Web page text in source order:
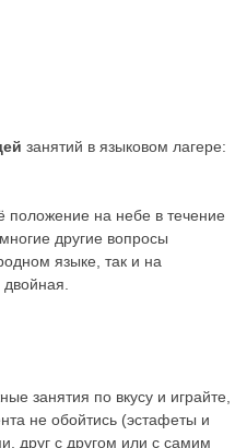
занятий в языковом лагере:
положение на небе в течение
другие вопросы
языке, так и на
занятия по вкусу и играйте,
не обойтись (эстафеты и
друг с другом или с самим